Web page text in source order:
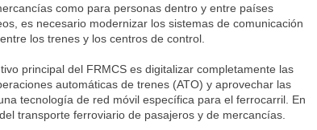
como para personas dentro y entre países
es necesario modernizar los sistemas de comunicación
los trenes y los centros de control.
principal del FRMCS es digitalizar completamente las
automáticas de trenes (ATO) y aprovechar las
tecnología de red móvil específica para el ferrocarril. En
transporte ferroviario de pasajeros y de mercancías.